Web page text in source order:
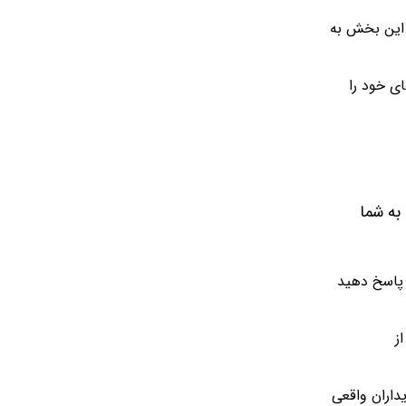
این بخش به
خود را
شما
دهید
واقعی